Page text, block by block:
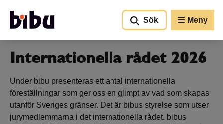
Sök
Meny
Internationella rådet 2026
Under bibu presenteras ett antal internationella
föreställningar som ger oss en glimpt av vad som skapas
utanför Sveriges gränser. Det är bibus styrelse som utser
jurymedlemmarna i det internationella rådet. bibus